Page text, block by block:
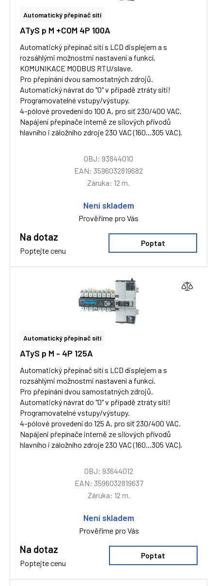
Automatický přepínač sítí
ATyS p M +COM 4P 100A
Automatický přepínač sítí s LCD displejem a s
rozsáhlými možnostmi nastavení a funkcí.
KOMUNIKACE MODBUS RTU/slave.
Pro přepínání dvou samostatných zdrojů.
Automatický návrat do "0" v případě ztráty sítí!
Programovatelné vstupy/výstupy.
4-pólové provedení do 100 A, pro síť 230/400 VAC.
Napájení přepínače interně ze silových přívodů
hlavního i záložního zdroje 230 VAC (160...305 VAC).
OBJ: 93844010
EAN: 3596032819682
Záruka: 12 m.
Není skladem
Prověříme pro Vás
Na dotaz
Poptejte cenu
Poptat
Automatický přepínač sítí
ATyS p M - 4P 125A
Automatický přepínač sítí s LCD displejem a s
rozsáhlými možnostmi nastavení a funkcí.
Pro přepínání dvou samostatných zdrojů.
Automatický návrat do "0" v případě ztráty sítí!
Programovatelné vstupy/výstupy.
4-pólové provedení do 125 A, pro síť 230/400 VAC.
Napájení přepínače interně ze silových přívodů
hlavního i záložního zdroje 230 VAC (160...305 VAC).
OBJ: 93644012
EAN: 3596032819637
Záruka: 12 m.
Není skladem
Prověříme pro Vás
Na dotaz
Poptejte cenu
Poptat